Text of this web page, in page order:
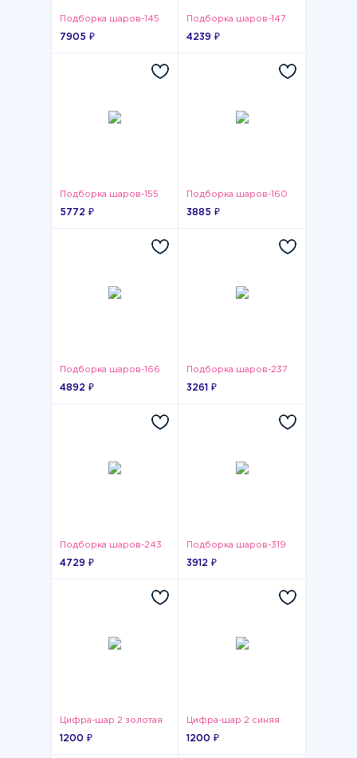
Подборка шаров-145
7905 ₽
Подборка шаров-147
4239 ₽
Подборка шаров-155
5772 ₽
Подборка шаров-160
3885 ₽
Подборка шаров-166
4892 ₽
Подборка шаров-237
3261 ₽
Подборка шаров-243
4729 ₽
Подборка шаров-319
3912 ₽
Цифра-шар 2 золотая
1200 ₽
Цифра-шар 2 синяя
1200 ₽